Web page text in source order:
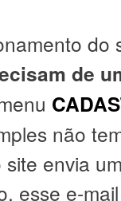
do
de
não
envia
esse e-